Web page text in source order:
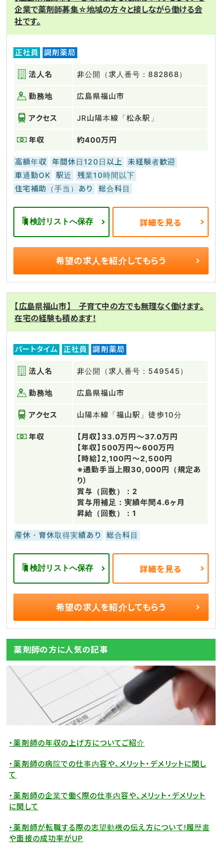
企業で薬剤師募集☆地域の方々と接しながら働ける会
社です。
正社員 調剤薬局
法人名 非公開（求人番号：882868）
勤務地 広島県福山市
アクセス JR山陽本線「松永駅」
年収 約400万円
高額年収 年間休日120日以上
未経験者歓迎
車通勤OK
駅近
残業10時間以下
住宅補助（手当）あり
総合科目
検討リストへ保存 詳細を見る
希望の求人を紹介してもらう
【広島県福山市】 子育て中の方でも無理なく働けます。
在宅の経験も積めます！
パートタイム 正社員 調剤薬局
法人名 非公開（求人番号：549545）
勤務地 広島県福山市
アクセス 山陽本線「福山駅」徒歩10分
年収
【月収】33.0万円～37.0万円
【年収】500万円～600万円
【時給】2,100円～2,500円
※通勤手当上限30,000円（規定あ
り）
賞与（回数）：2
賞与用補足：実績年間4.6ヶ月
昇給（回数）：1
産休・育休取得実績あり 総合科目
検討リストへ保存 詳細を見る
希望の求人を紹介してもらう
薬剤師の方に人気の記事
・薬剤師の年収の上げ方についてご紹介
・薬剤師の病院での仕事内容や、メリット・デメリットに関し
て
・薬剤師の企業で働く際の仕事内容や、メリット・デメリット
に関して
・薬剤師が転職する際の志望動機の伝え方について!履歴書
や面接の成功率がUP